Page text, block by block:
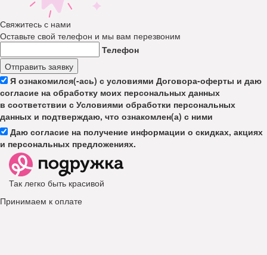
Свяжитесь с нами
Оставьте свой телефон и мы вам перезвоним
Телефон
Отправить заявку
Я ознакомился(-ась) с условиями Договора-оферты и даю
согласие на обработку моих персональных данных
в соответствии с Условиями обработки персональных
данных и подтверждаю, что ознакомлен(а) с ними
Даю согласие на получение информации о скидках, акциях
и персональных предложениях.
Так легко быть красивой
Принимаем к оплате